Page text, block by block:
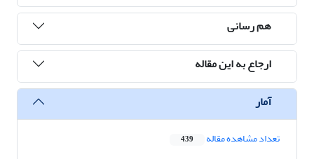
هم رسانی
ارجاع به این مقاله
آمار
تعداد مشاهده مقاله 439